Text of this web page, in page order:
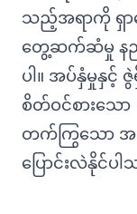
သည့်အရာကို ရှာ
တွေ့ဆက်ဆံမှု နည်
ပါ။ အပ်နှံမှုနှင့်
စိတ်ဝင်စားသော
တက်ကြွသော အ
ပြောင်းလဲနိုင်ပ